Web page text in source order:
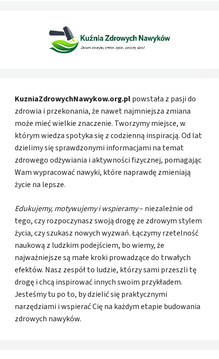
KuzniaZdrowychNawykow.org.plpowstała z pasji do
zdrowia i przekonania, że nawet najmniejsza zmiana
może mieć wielkie znaczenie. Tworzymy miejsce, w
którym wiedza spotyka się z codzienną inspiracją. Od lat
dzielimy się sprawdzonymi informacjami na temat
zdrowego odżywiania i aktywności fizycznej, pomagając
Wam wypracować nawyki, które naprawdę zmieniają
życie na lepsze.
Edukujemy, motywujemy i wspieramy– niezależnie od
tego, czy rozpoczynasz swoją drogę ze zdrowym stylem
życia, czy szukasz nowych wyzwań. Łączymy rzetelność
naukową z ludzkim podejściem, bo wiemy, że
najważniejsze są małe kroki prowadzące do trwałych
efektów. Nasz zespół to ludzie, którzy sami przeszli tę
drogę i chcą inspirować innych swoim przykładem.
Jesteśmy tu po to, by dzielić się praktycznymi
narzędziami i wspierać Cię na każdym etapie budowania
zdrowych nawyków.